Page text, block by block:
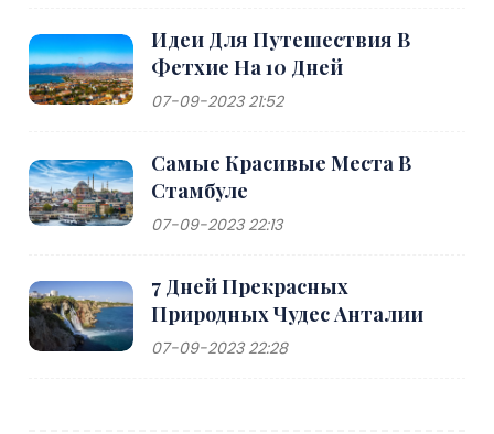
Идеи Для Путешествия В
Фетхие На 10 Дней
07-09-2023 21:52
Самые Красивые Места В
Стамбуле
07-09-2023 22:13
7 Дней Прекрасных
Природных Чудес Анталии
07-09-2023 22:28